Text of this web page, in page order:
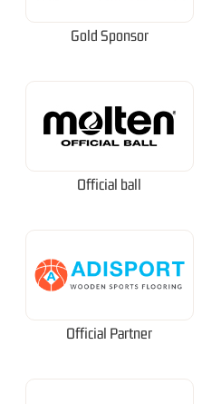
Gold Sponsor
Official ball
Official Partner